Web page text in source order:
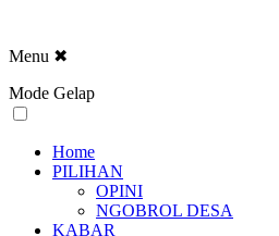
Menu ✖
Mode Gelap
Home
PILIHAN
OPINI
NGOBROL DESA
KABAR